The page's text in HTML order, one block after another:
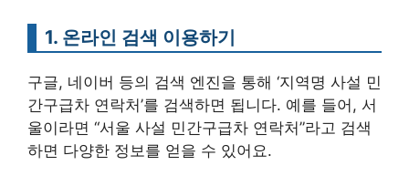
1. 온라인 검색 이용하기
구글, 네이버 등의 검색 엔진을 통해 ‘지역명 사설 민
간구급차 연락처’를 검색하면 됩니다. 예를 들어, 서
울이라면 “서울 사설 민간구급차 연락처”라고 검색
하면 다양한 정보를 얻을 수 있어요.